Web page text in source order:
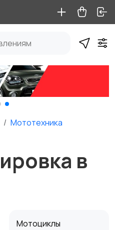
Мототехника
в
Мотоциклы